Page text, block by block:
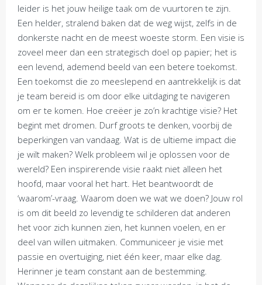
leider is het jouw heilige taak om de vuurtoren te zijn.
Een helder, stralend baken dat de weg wijst, zelfs in de
donkerste nacht en de meest woeste storm. Een visie is
zoveel meer dan een strategisch doel op papier; het is
een levend, ademend beeld van een betere toekomst.
Een toekomst die zo meeslepend en aantrekkelijk is dat
je team bereid is om door elke uitdaging te navigeren
om er te komen. Hoe creëer je zo’n krachtige visie? Het
begint met dromen. Durf groots te denken, voorbij de
beperkingen van vandaag. Wat is de ultieme impact die
je wilt maken? Welk probleem wil je oplossen voor de
wereld? Een inspirerende visie raakt niet alleen het
hoofd, maar vooral het hart. Het beantwoordt de
‘waarom’-vraag. Waarom doen we wat we doen? Jouw rol
is om dit beeld zo levendig te schilderen dat anderen
het voor zich kunnen zien, het kunnen voelen, en er
deel van willen uitmaken. Communiceer je visie met
passie en overtuiging, niet één keer, maar elke dag.
Herinner je team constant aan de bestemming.